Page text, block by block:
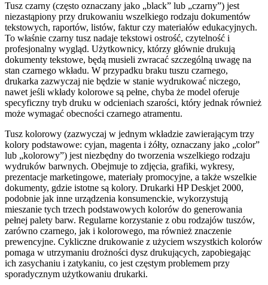
Tusz czarny (często oznaczany jako „black” lub „czarny”) jest
niezastąpiony przy drukowaniu wszelkiego rodzaju dokumentów
tekstowych, raportów, listów, faktur czy materiałów edukacyjnych.
To właśnie czarny tusz nadaje tekstowi ostrość, czytelność i
profesjonalny wygląd. Użytkownicy, którzy głównie drukują
dokumenty tekstowe, będą musieli zwracać szczególną uwagę na
stan czarnego wkładu. W przypadku braku tuszu czarnego,
drukarka zazwyczaj nie będzie w stanie wydrukować niczego,
nawet jeśli wkłady kolorowe są pełne, chyba że model oferuje
specyficzny tryb druku w odcieniach szarości, który jednak również
może wymagać obecności czarnego atramentu.
Tusz kolorowy (zazwyczaj w jednym wkładzie zawierającym trzy
kolory podstawowe: cyjan, magenta i żółty, oznaczany jako „color”
lub „kolorowy”) jest niezbędny do tworzenia wszelkiego rodzaju
wydruków barwnych. Obejmuje to zdjęcia, grafiki, wykresy,
prezentacje marketingowe, materiały promocyjne, a także wszelkie
dokumenty, gdzie istotne są kolory. Drukarki HP Deskjet 2000,
podobnie jak inne urządzenia konsumenckie, wykorzystują
mieszanie tych trzech podstawowych kolorów do generowania
pełnej palety barw. Regularne korzystanie z obu rodzajów tuszów,
zarówno czarnego, jak i kolorowego, ma również znaczenie
prewencyjne. Cykliczne drukowanie z użyciem wszystkich kolorów
pomaga w utrzymaniu drożności dysz drukujących, zapobiegając
ich zasychaniu i zatykaniu, co jest częstym problemem przy
sporadycznym użytkowaniu drukarki.